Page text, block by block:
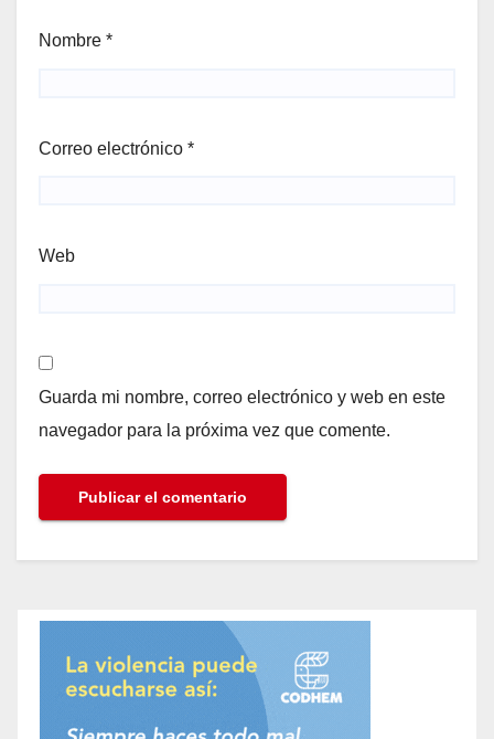
Nombre *
Correo electrónico *
Web
Guarda mi nombre, correo electrónico y web en este
navegador para la próxima vez que comente.